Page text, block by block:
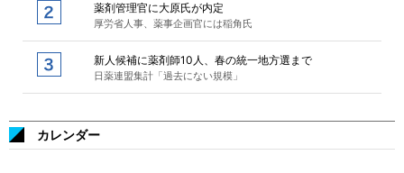
薬剤管理官に大原氏が内定
厚労省人事、薬事企画官には稲角氏
新人候補に薬剤師10人、春の統一地方選まで
日薬連盟集計「過去にない規模」
カレンダー